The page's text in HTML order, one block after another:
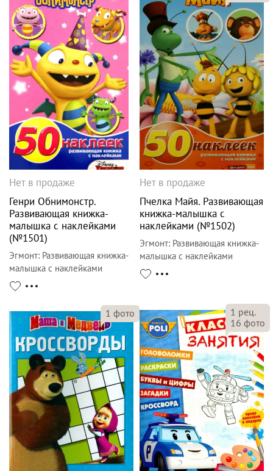
Нет в продаже
Генри Обнимонстр.
Развивающая книжка-
малышка с наклейками
(№1501)
Эгмонт: Развивающая книжка-
малышка с наклейками
Нет в продаже
Пчелка Майя. Развивающая
книжка-малышка с
наклейками (№1502)
Эгмонт: Развивающая книжка-
малышка с наклейками
1 фото 1 рец.
16 фото